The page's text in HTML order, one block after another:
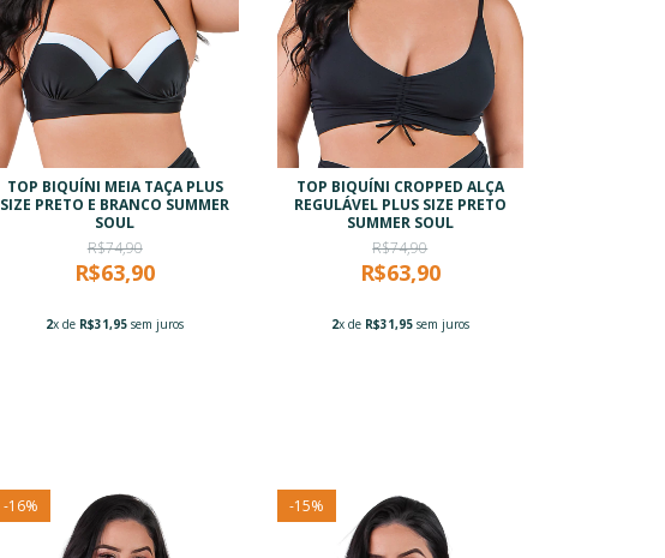
TOP BIQUÍNI MEIA TAÇA PLUS
SIZE PRETO E BRANCO SUMMER
SOUL
R$74,90
R$63,90
2x de R$31,95 sem juros
TOP BIQUÍNI CROPPED ALÇA
REGULÁVEL PLUS SIZE PRETO
SUMMER SOUL
R$74,90
R$63,90
2x de R$31,95sem juros
-16% -15%